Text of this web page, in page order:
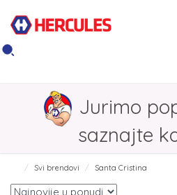
Jurimo
saznajte
Svi brendovi Santa Cristina